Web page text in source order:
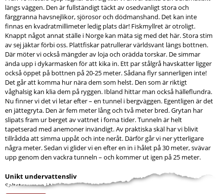
längs väggen. Den är fullständigt täckt av osedvanligt stora och
färggranna havsnejlikor, sjörosor och dödmanshand. Det kan inte
finnas en kvadratmillimeter ledig plats där! Fiskmyllret är otroligt.
Knappt något annat ställe i Norge kan mäta sig med det här. Stora stim
av sej jäktar förbi oss. Plattfiskar patrullerar världsvant längs bottnen.
Där möter vi också mängder av loja och orädda torskar. De simmar
ända upp i dykarmasken för att kika in. Ett par stålgrå havskatter ligger
också öppet på bottnen på 20-25 meter. Sådana flyr sannerligen inte!
Det går att komma hur nära dem som helst. Den som är riktigt
våghalsig kan klia dem på ryggen. Ibland hittar man också hälleflundra.
Nu finner vi det vi letar efter – en tunnel i bergväggen. Egentligen är det
en jättegryta. Den är fem meter lång och två meter bred. Grytan har
slipats fram ur berget av vattnet i forna tider. Tunneln är helt
tapetserad med anemoner invändigt. Av praktiska skäl har vi blivit
tillrådda att simma uppåt och inte neråt. Därför går vi ner ytterligare
några meter. Sedan vi glider vi en efter en in i hålet på 30 meter, svävar
upp genom den vackra tunneln – och kommer ut igen på 25 meter.
Unikt undervattensliv
Saltstraumen i Nordnorge ligger tre mil...